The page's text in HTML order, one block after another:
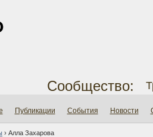
Сообщество:
Публикации События Новости
› Алла Захарова